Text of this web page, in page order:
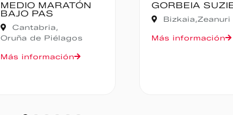
GORBEIA SUZIEN
Bizkaia, Zeanuri
Más información
FALDES DEL
CAMPANA –
NOCTURNO
Alicante,